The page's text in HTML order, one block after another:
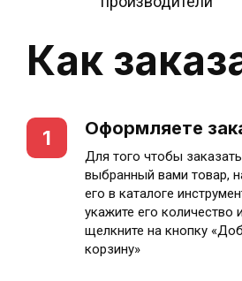
Как
1 Оформляете
Для того чтобы
выбранный вами товар,
его в каталоге
укажите его количество и
щелкните на кнопку
корзину»